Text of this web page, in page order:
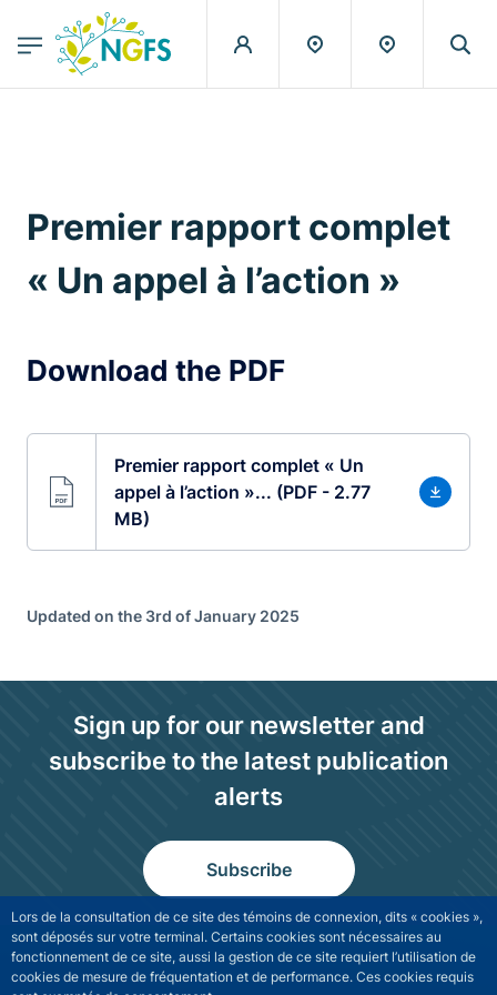
Lors de la consultation de ce site des témoins de connexion, dits « cookies »,
sont déposés sur votre terminal. Certains cookies sont nécessaires au
fonctionnement de ce site, aussi la gestion de ce site requiert l’utilisation de
cookies de mesure de fréquentation et de performance. Ces cookies requis
NGFS - Menu Principal
Premier rapport complet
« Un appel à l’action »
Download the PDF
Premier rapport complet « Un
appel à l’action »... (PDF - 2.77
MB)
Updated on the 3rd of January 2025
Sign up for our newsletter and
subscribe to the latest publication
alerts
Subscribe